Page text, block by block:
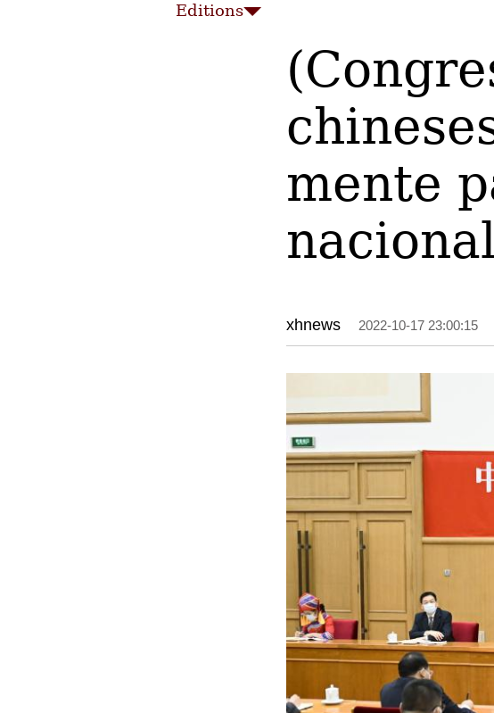
Editions
mente
nacional
xhnews 2022-10-17 23:00:15